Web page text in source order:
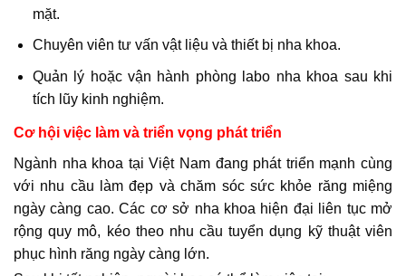
mặt.
Chuyên viên tư vấn vật liệu và thiết bị nha khoa.
Quản lý hoặc vận hành phòng labo nha khoa sau khi
tích lũy kinh nghiệm.
Cơ hội việc làm và triển vọng phát triển
Ngành nha khoa tại Việt Nam đang phát triển mạnh cùng
với nhu cầu làm đẹp và chăm sóc sức khỏe răng miệng
ngày càng cao. Các cơ sở nha khoa hiện đại liên tục mở
rộng quy mô, kéo theo nhu cầu tuyển dụng kỹ thuật viên
phục hình răng ngày càng lớn.